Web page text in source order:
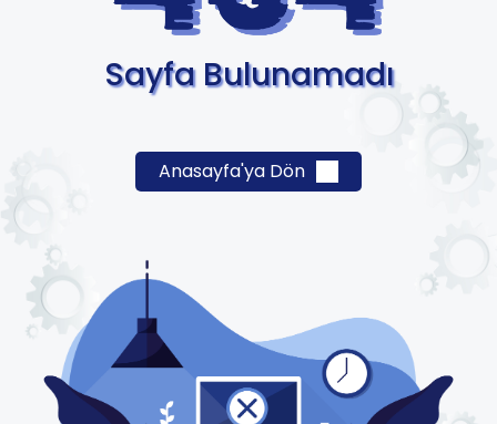
Sayfa Bulunamadı
Anasayfa'ya Dön